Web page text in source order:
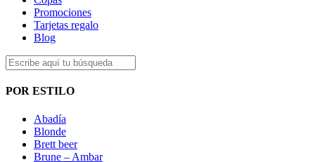
Promociones
Tarjetas regalo
Blog
POR ESTILO
Abadía
Blonde
Brett beer
Brune – Ambar